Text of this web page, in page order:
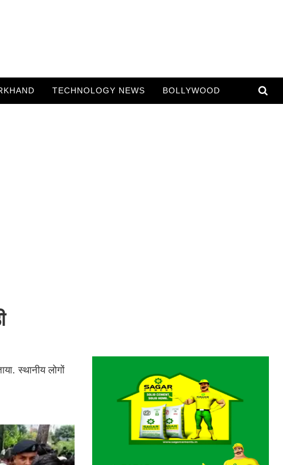
TECHNOLOGY NEWS BOLLYWOOD
स्थानीय लोगों